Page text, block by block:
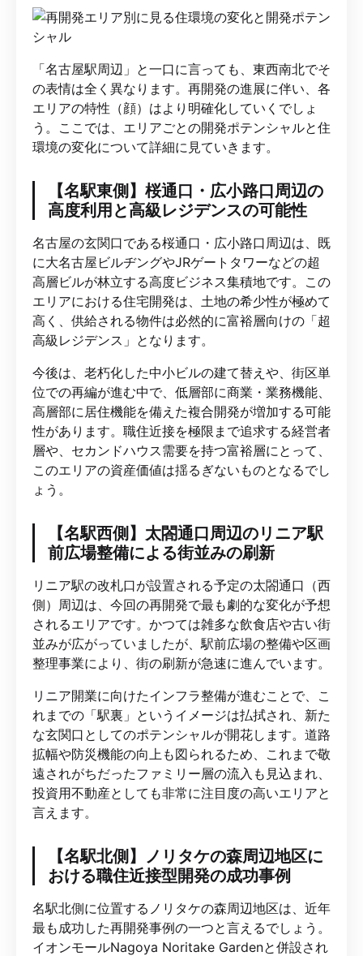
「名古屋駅周辺」と一口に言っても、東西南北でそ
の表情は全く異なります。再開発の進展に伴い、各
エリアの特性（顔）はより明確化していくでしょ
う。ここでは、エリアごとの開発ポテンシャルと住
環境の変化について詳細に見ていきます。
【名駅東側】桜通口・広小路口周辺の
高度利用と高級レジデンスの可能性
名古屋の玄関口である桜通口・広小路口周辺は、既
に大名古屋ビルヂングやJRゲートタワーなどの超
高層ビルが林立する高度ビジネス集積地です。この
エリアにおける住宅開発は、土地の希少性が極めて
高く、供給される物件は必然的に富裕層向けの「超
高級レジデンス」となります。
今後は、老朽化した中小ビルの建て替えや、街区単
位での再編が進む中で、低層部に商業・業務機能、
高層部に居住機能を備えた複合開発が増加する可能
性があります。職住近接を極限まで追求する経営者
層や、セカンドハウス需要を持つ富裕層にとって、
このエリアの資産価値は揺るぎないものとなるでし
ょう。
【名駅西側】太閤通口周辺のリニア駅
前広場整備による街並みの刷新
リニア駅の改札口が設置される予定の太閤通口（西
側）周辺は、今回の再開発で最も劇的な変化が予想
されるエリアです。かつては雑多な飲食店や古い街
並みが広がっていましたが、駅前広場の整備や区画
整理事業により、街の刷新が急速に進んでいます。
リニア開業に向けたインフラ整備が進むことで、こ
れまでの「駅裏」というイメージは払拭され、新た
な玄関口としてのポテンシャルが開花します。道路
拡幅や防災機能の向上も図られるため、これまで敬
遠されがちだったファミリー層の流入も見込まれ、
投資用不動産としても非常に注目度の高いエリアと
言えます。
【名駅北側】ノリタケの森周辺地区に
おける職住近接型開発の成功事例
名駅北側に位置するノリタケの森周辺地区は、近年
最も成功した再開発事例の一つと言えるでしょう。
イオンモールNagoya Noritake Gardenと併設され